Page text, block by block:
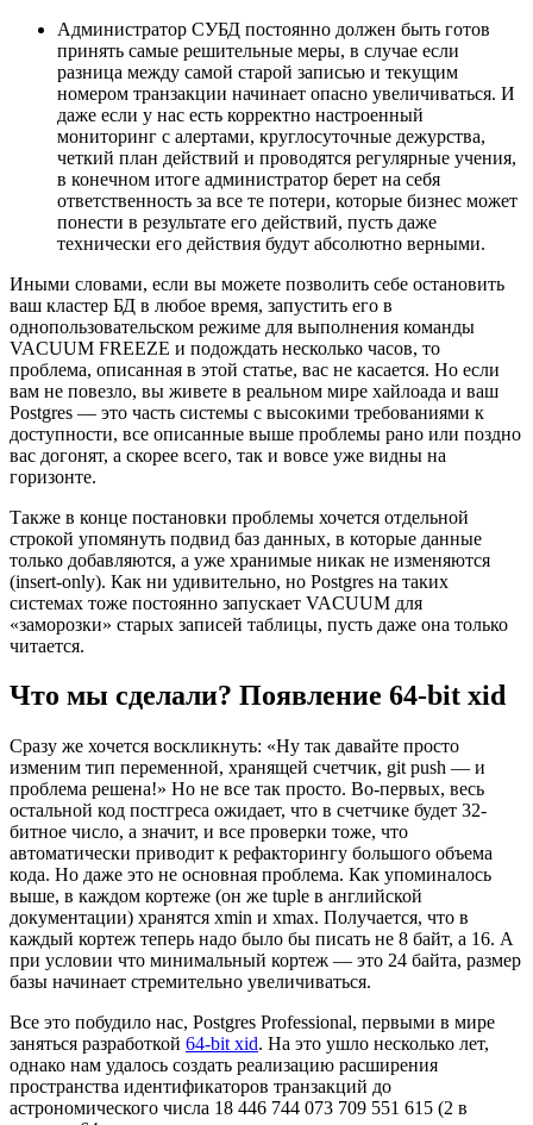
Администратор СУБД постоянно должен быть готов
принять самые решительные меры, в случае если
разница между самой старой записью и текущим
номером транзакции начинает опасно увеличиваться. И
даже если у нас есть корректно настроенный
мониторинг с алертами, круглосуточные дежурства,
четкий план действий и проводятся регулярные учения,
в конечном итоге администратор берет на себя
ответственность за все те потери, которые бизнес может
понести в результате его действий, пусть даже
технически его действия будут абсолютно верными.
Иными словами, если вы можете позволить себе остановить
ваш кластер БД в любое время, запустить его в
однопользовательском режиме для выполнения команды
VACUUM FREEZE и подождать несколько часов, то
проблема, описанная в этой статье, вас не касается. Но если
вам не повезло, вы живете в реальном мире хайлоада и ваш
Postgres — это часть системы с высокими требованиями к
доступности, все описанные выше проблемы рано или поздно
вас догонят, а скорее всего, так и вовсе уже видны на
горизонте.
Также в конце постановки проблемы хочется отдельной
строкой упомянуть подвид баз данных, в которые данные
только добавляются, а уже хранимые никак не изменяются
(insert-only). Как ни удивительно, но Postgres на таких
системах тоже постоянно запускает VACUUM для
«заморозки» старых записей таблицы, пусть даже она только
читается.
Что мы сделали? Появление 64-bit xid
Сразу же хочется воскликнуть: «Ну так давайте просто
изменим тип переменной, хранящей счетчик, git push — и
проблема решена!» Но не все так просто. Во-первых, весь
остальной код постгреса ожидает, что в счетчике будет 32-
битное число, а значит, и все проверки тоже, что
автоматически приводит к рефакторингу большого объема
кода. Но даже это не основная проблема. Как упоминалось
выше, в каждом кортеже (он же tuple в английской
документации) хранятся xmin и xmax. Получается, что в
каждый кортеж теперь надо было бы писать не 8 байт, а 16. А
при условии что минимальный кортеж — это 24 байта, размер
базы начинает стремительно увеличиваться.
Все это побудило нас, Postgres Professional, первыми в мире
заняться разработкой 64-bit xid. На это ушло несколько лет,
однако нам удалось создать реализацию расширения
пространства идентификаторов транзакций до
астрономического числа 18 446 744 073 709 551 615 (2 в